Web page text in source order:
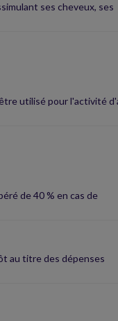
ses cheveux, ses
utilisé pour l'activité
de 40 % en cas de
au titre des dépenses